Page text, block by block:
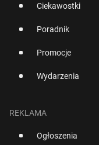
Ciekawostki
Poradnik
Promocje
Wydarzenia
REKLAMA
Ogłoszenia